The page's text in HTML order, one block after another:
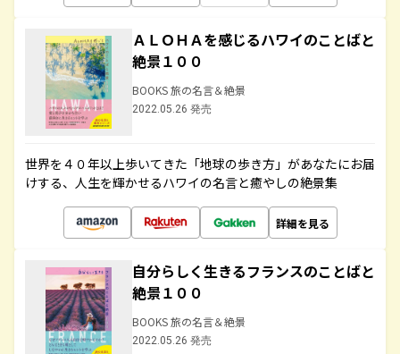
ＡＬＯＨＡを感じるハワイのことばと
絶景１００
BOOKS 旅の名言＆絶景
2022.05.26 発売
世界を４０年以上歩いてきた「地球の歩き方」があなたにお届
けする、人生を輝かせるハワイの名言と癒やしの絶景集
詳細を見る
自分らしく生きるフランスのことばと
絶景１００
BOOKS 旅の名言＆絶景
2022.05.26 発売